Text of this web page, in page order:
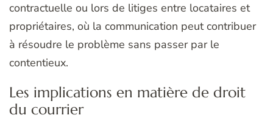
contractuelle ou lors de litiges entre locataires et
propriétaires, où la communication peut contribuer
à résoudre le problème sans passer par le
contentieux.
Les implications en matière de droit
du courrier